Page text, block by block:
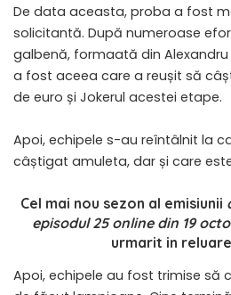
De data aceasta, proba a fost
solicitantă. După numeroase
galbenă, formaată din Alexandru
a fost aceea care a reușit să
de euro și Jokerul acestei etape.
Apoi, echipele s-au reîntâlnit la
câștigat amuleta, dar și care
Cel mai nou sezon al emisiunii
episodul 25 online din 19
urmarit in
Apoi, echipele au fost trimise să